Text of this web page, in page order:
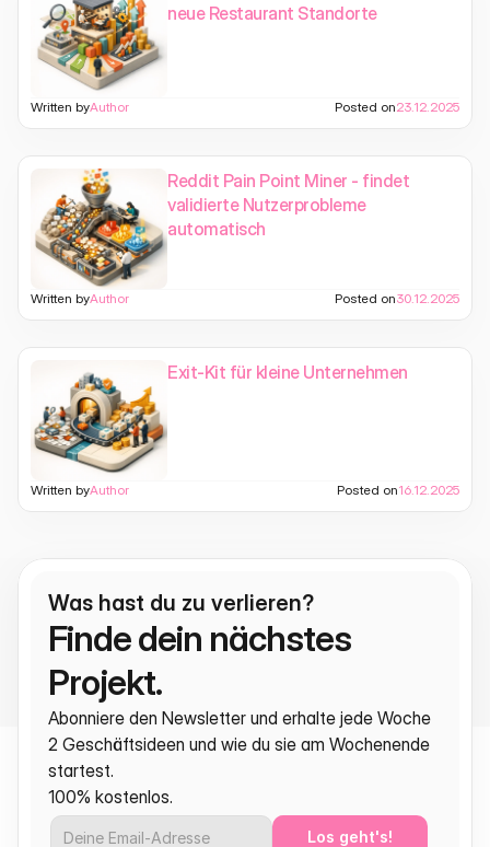
neue Restaurant Standorte
Written byAuthor Posted on23.12.2025
Reddit Pain Point Miner - findet
validierte Nutzerprobleme
automatisch
Written byAuthor Posted on30.12.2025
Exit-Kit für kleine Unternehmen
Written byAuthor Posted on16.12.2025
Was hast du zu verlieren?
Finde dein nächstes
Projekt.
Abonniere den Newsletter und erhalte jede Woche
2 Geschäftsideen und wie du sie am Wochenende
startest.
100% kostenlos.
Los geht's!